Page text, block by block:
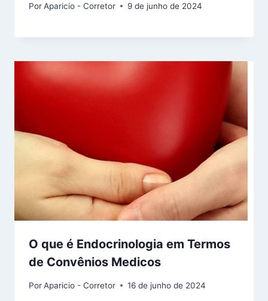
PorAparicio - Corretor 9 de junho de 2024
O que é Endocrinologia em Termos
de Convênios Medicos
PorAparicio - Corretor 16 de junho de 2024